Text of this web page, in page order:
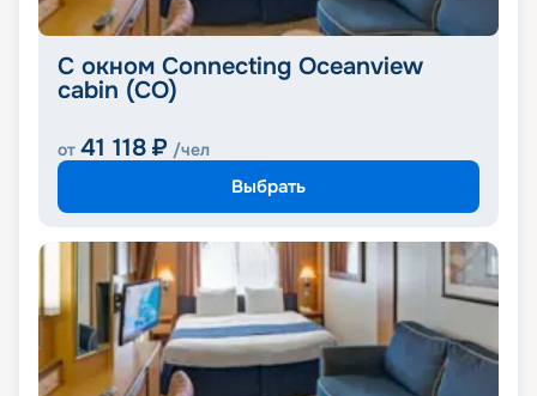
С окном Connecting Oceanview
cabin (CO)
от 41 118 ₽ /чел
Выбрать